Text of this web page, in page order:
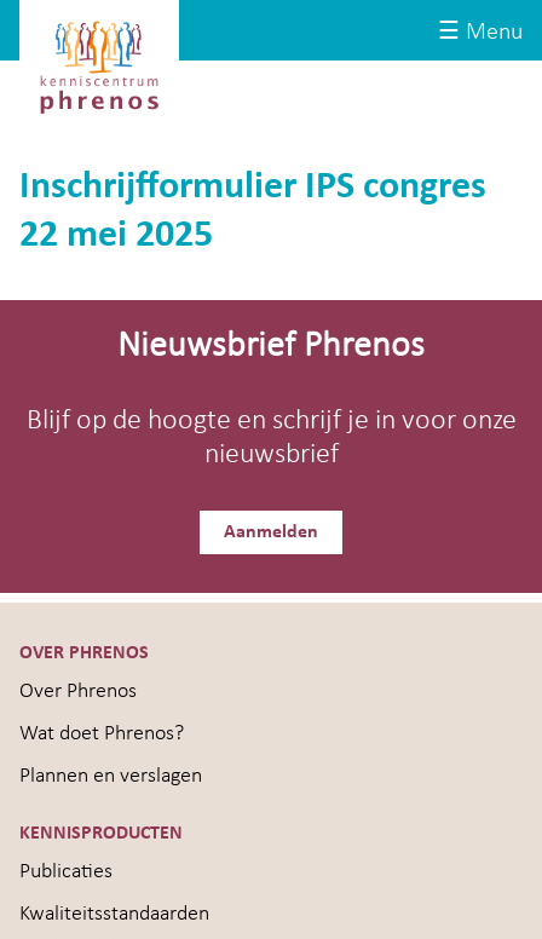
☰ Menu
Kenniscentrum
Phrenos
website
Inschrijfformulier IPS congres
22 mei 2025
Site-
Nieuwsbrief Phrenos
Blijf op de hoogte en schrijf je in voor onze
nieuwsbrief
Aanmelden
OVER PHRENOS
Over Phrenos
Wat doet Phrenos?
Plannen en verslagen
KENNISPRODUCTEN
Publicaties
Kwaliteitsstandaarden